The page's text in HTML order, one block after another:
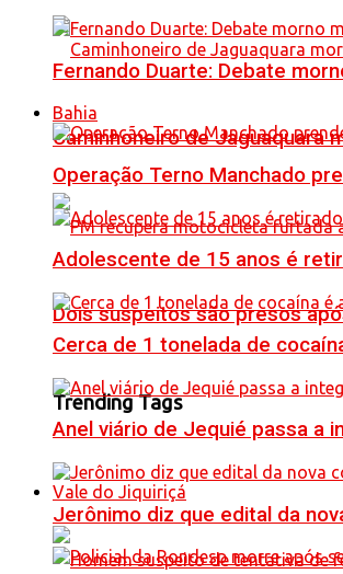
Caminhoneiro de Jaguaquara
Dois suspeitos são presos
Trending Tags
Vale do Jiquiriçá
Fernando Duarte: Debate
Bahia
Operação Terno Manchado
Adolescente de 15 anos é
Cerca de 1 tonelada de
Anel viário de Jequié passa a
Jerônimo diz que edital da